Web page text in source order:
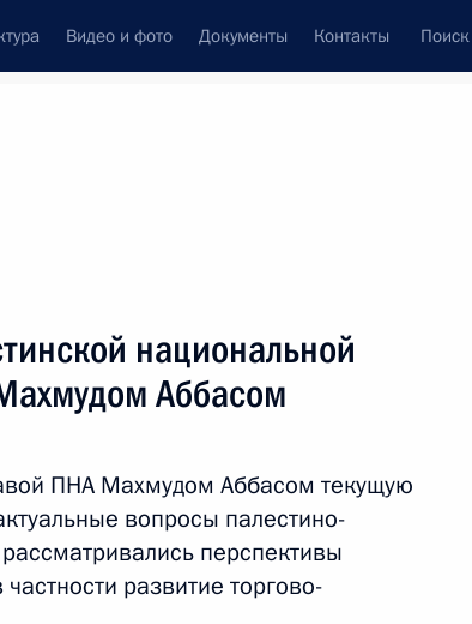
Видео и фото Документы Контакты Поиск
следующие материалы
национальной
Аббасом
ПНА Махмудом Аббасом текущую
вопросы палестино-
перспективы
развитие торгово-